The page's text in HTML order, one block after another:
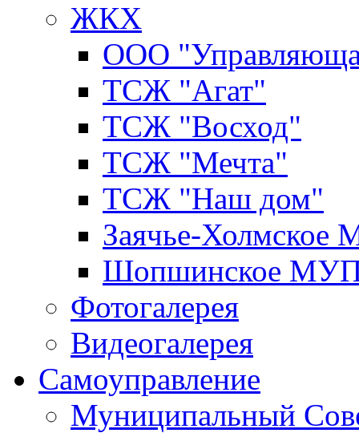
ЖКХ
ООО
ТСЖ "Агат"
ТСЖ "Восход"
ТСЖ "Мечта"
ТСЖ "Наш дом"
Заячье-
Шопшинское
Фотогалерея
Видеогалерея
Самоуправление
Муниципальный